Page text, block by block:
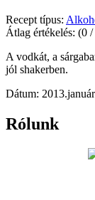
Recept típus:
Átlag értékelés: (0 /
A vodkát, a
jól shakerben.
Dátum:
Rólunk